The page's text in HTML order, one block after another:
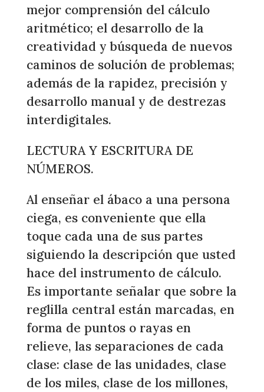
mejor comprensión del cálculo
aritmético; el desarrollo de la
creatividad y búsqueda de nuevos
caminos de solución de problemas;
además de la rapidez, precisión y
desarrollo manual y de destrezas
interdigitales.
LECTURA Y ESCRITURA DE
NÚMEROS.
Al enseñar el ábaco a una persona
ciega, es conveniente que ella
toque cada una de sus partes
siguiendo la descripción que usted
hace del instrumento de cálculo.
Es importante señalar que sobre la
reglilla central están marcadas, en
forma de puntos o rayas en
relieve, las separaciones de cada
clase: clase de las unidades, clase
de los miles, clase de los millones,